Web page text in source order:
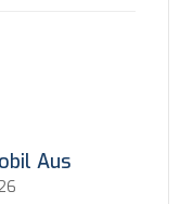
Aus